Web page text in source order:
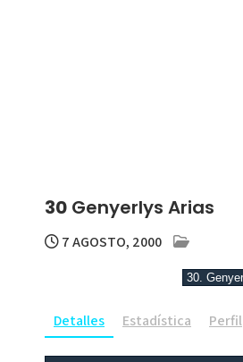
30 Genyerlys Arias
7 AGOSTO, 2000
Detalles Estadística Perfil